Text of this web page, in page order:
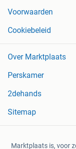
Voorwaarden
Cookiebeleid
Over Marktplaats
Perskamer
2dehands
Sitemap
Marktplaats is, voor